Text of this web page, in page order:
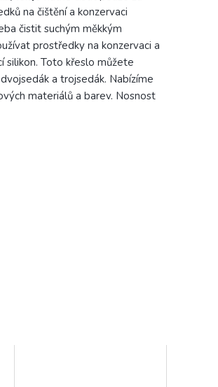
na čištění a konzervaci
čistit suchým měkkým
prostředky na konzervaci a
silikon. Toto křeslo můžete
a trojsedák. Nabízíme
materiálů a barev. Nosnost